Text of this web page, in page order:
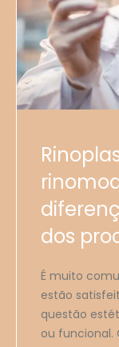
dos
É muito
estão
questão
ou funcional.